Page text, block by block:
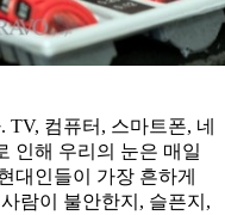
컴퓨터, 스마트폰, 네
인해 우리의 눈은 매일
대인들이 가장 흔하게
람이 불안한지, 슬픈지,